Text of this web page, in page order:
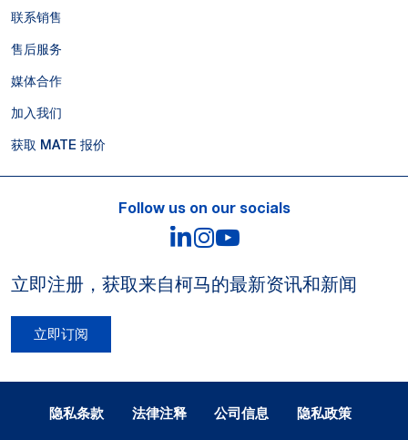
联系销售
售后服务
媒体合作
加入我们
获取 MATE 报价
Follow us on our socials
LinkedIn
Instagram
立即注册，获取来自柯马的最新资讯和新闻
立即订阅
隐私条款 法律注释 公司信息 隐私政策